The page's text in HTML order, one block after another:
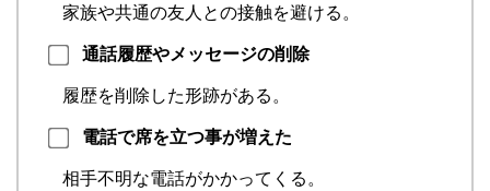
家族や共通の友人との接触を避ける。
通話履歴やメッセージの削除
履歴を削除した形跡がある。
電話で席を立つ事が増えた
相手不明な電話がかかってくる。